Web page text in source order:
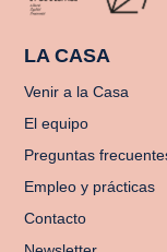
LA CASA
Venir a la Casa
El equipo
Preguntas
Empleo y prácticas
Contacto